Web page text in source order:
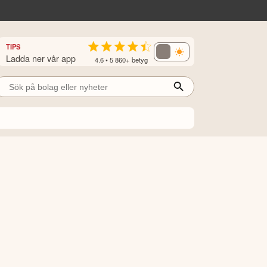
TIPS
Ladda ner vår app 4.6 • 5 860+ betyg